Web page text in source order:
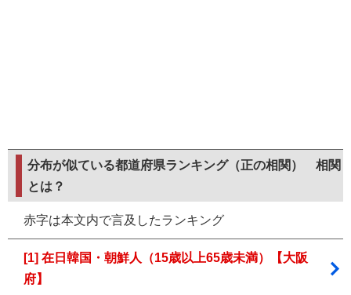
分布が似ている都道府県ランキング（正の相関） 相関
とは？
赤字は本文内で言及したランキング
[1] 在日韓国・朝鮮人（15歳以上65歳未満）【大阪
府】